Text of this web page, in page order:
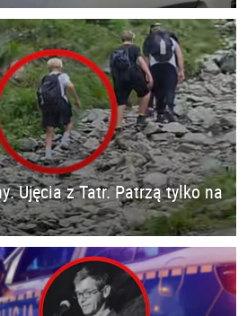
Ujęcia z Tatr. Patrzą tylko na